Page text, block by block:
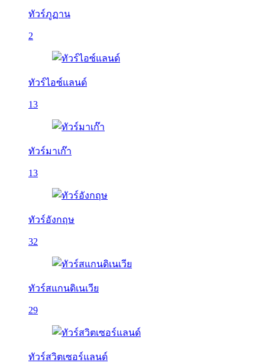
ทัวร์ภูฏาน
2
ทัวร์ไอซ์แลนด์
13
ทัวร์มาเก๊า
13
ทัวร์อังกฤษ
32
ทัวร์สแกนดิเนเวีย
29
ทัวร์สวิตเซอร์แลนด์